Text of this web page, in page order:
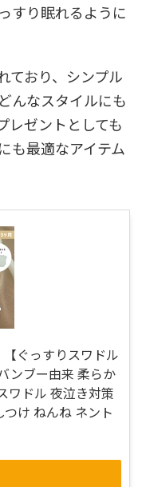
すり眠れるように
ており、シンプル
んなスタイルにも
レゼントとしても
も最適なアイテム
【ぐっすりスワドル
ンブー由来 柔らか
ワドル 夜泣き対策
け ねんね ネント